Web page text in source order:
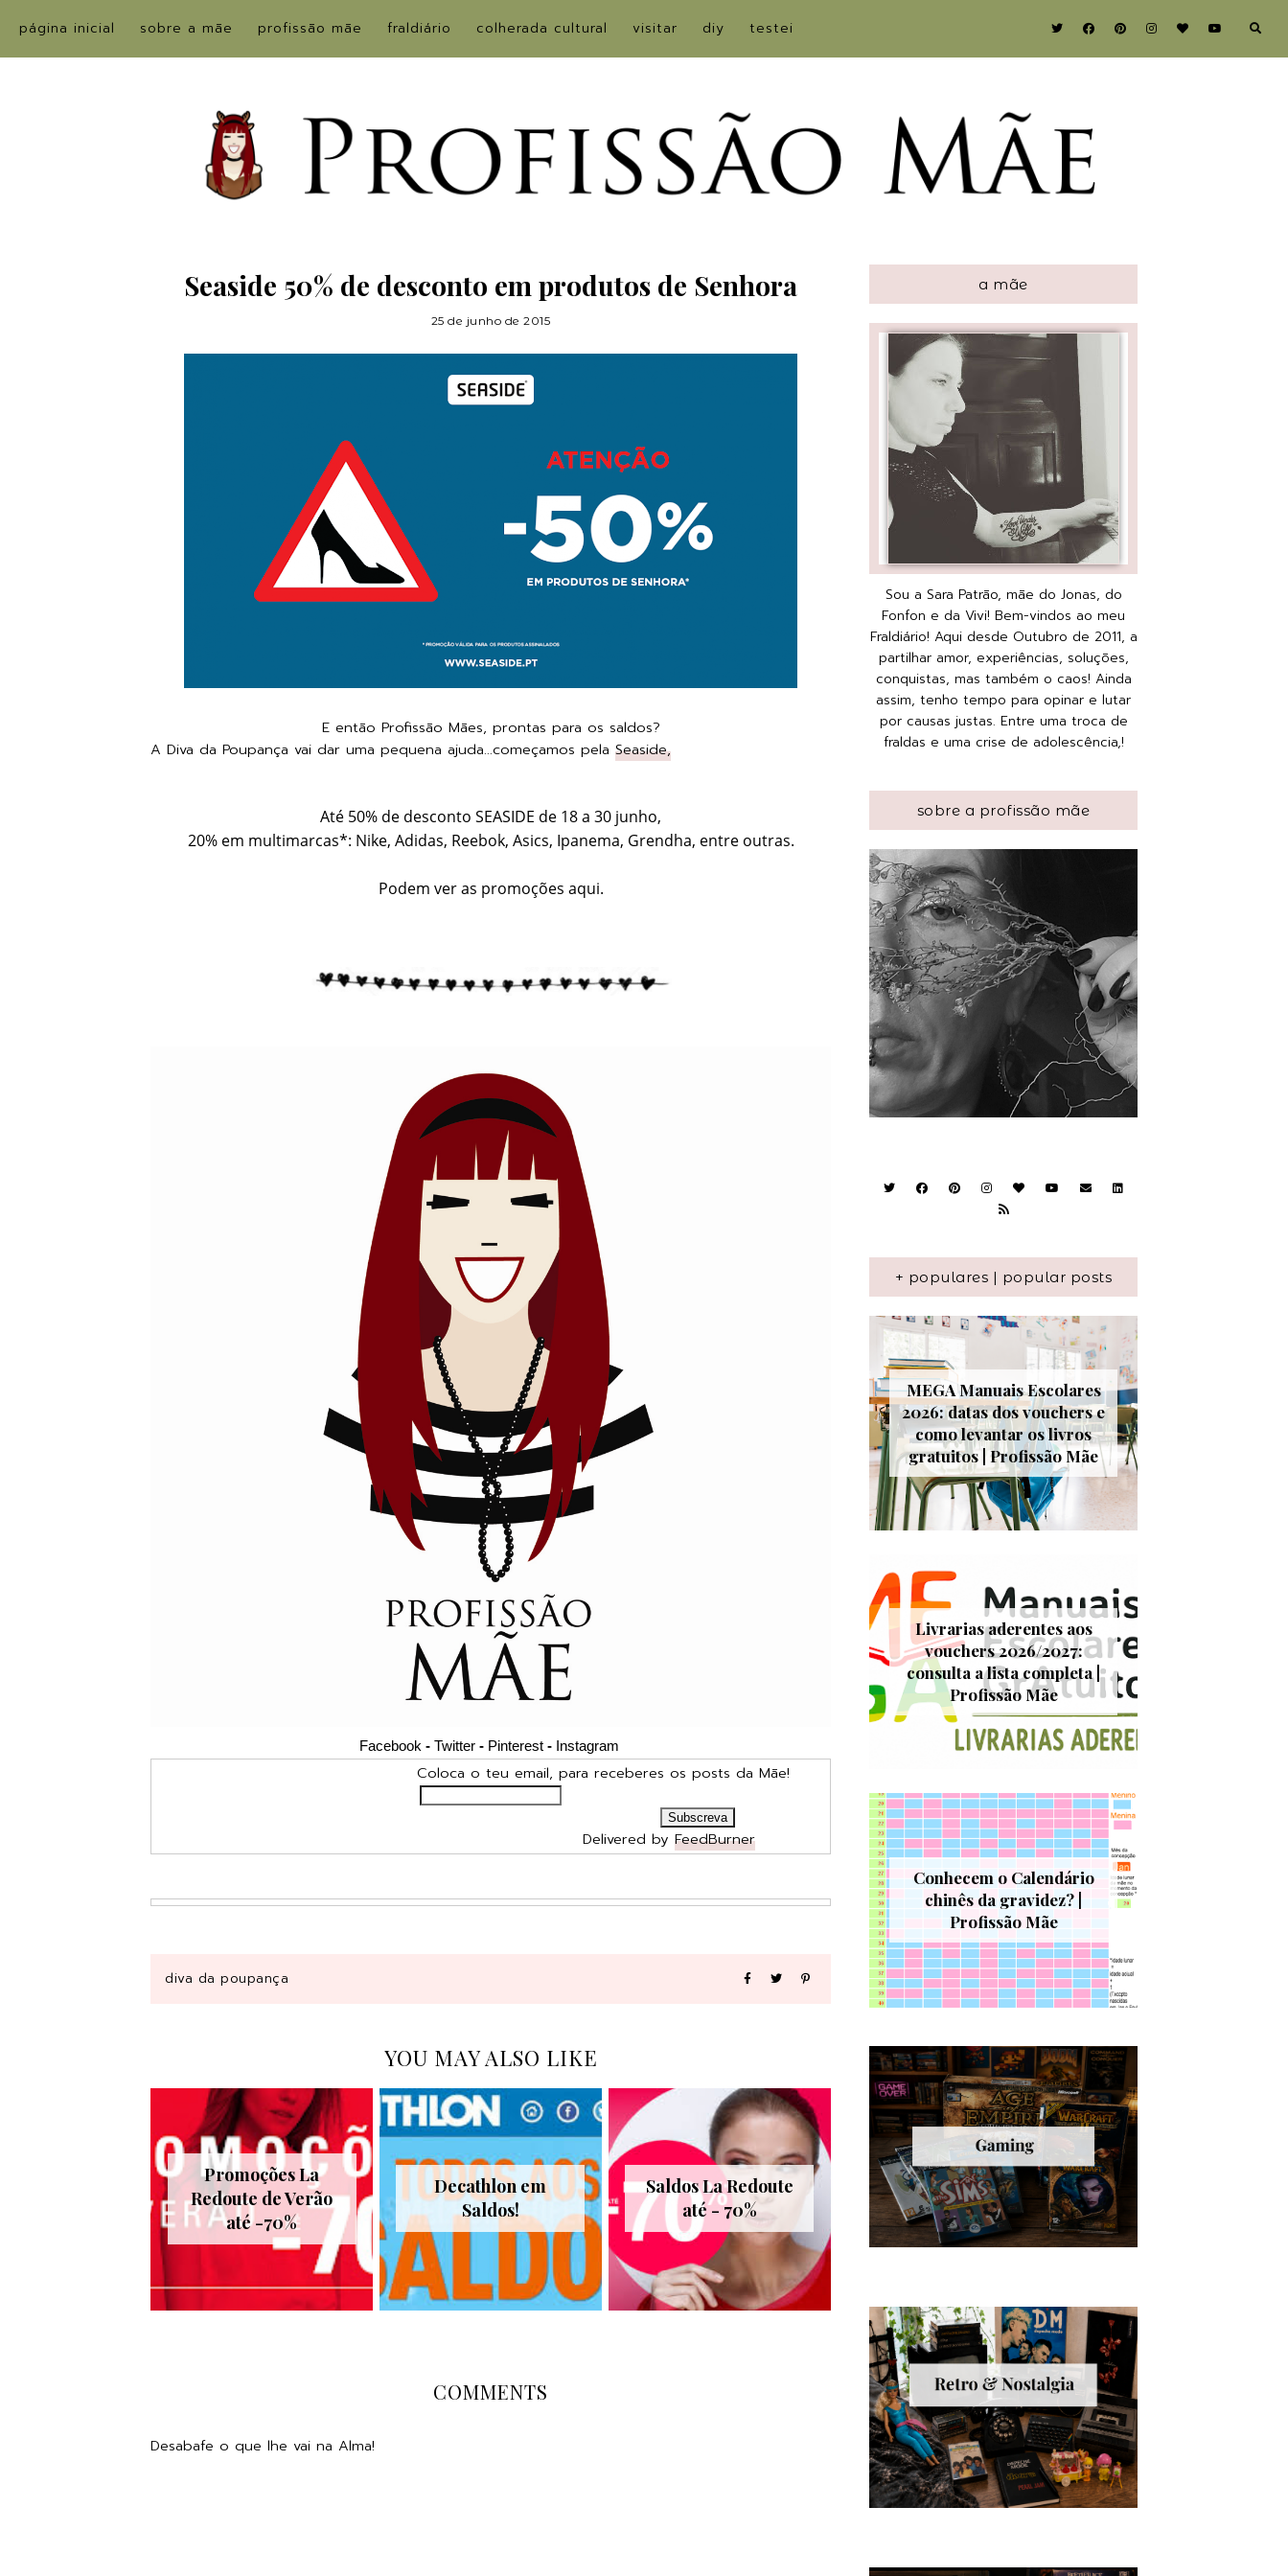
página inicial sobre a mãe profissão mãe fraldiário colherada cultural visitar diy testei
Seaside 50% de desconto em produtos de Senhora
25 de junho de 2015
E então Profissão Mães, prontas para os saldos?
A Diva da Poupança vai dar uma pequena ajuda...começamos pela Seaside,
Até 50% de desconto SEASIDE de 18 a 30 junho,
20% em multimarcas*: Nike, Adidas, Reebok, Asics, Ipanema, Grendha, entre outras.
Podem ver as promoções aqui.
Facebook- Twitter- Pinterest- Instagram
Coloca o teu email, para receberes os posts da Mãe!
Delivered by FeedBurner
diva da poupança
YOU MAY ALSO LIKE
Promoções La
Redoute de Verão
até -70%
Decathlon em
Saldos!
Saldos La Redoute
até - 70%
COMMENTS
Desabafe o que lhe vai na Alma!
a mãe
Sou a Sara Patrão, mãe do Jonas, do
Fonfon e da Vivi! Bem-vindos ao meu
Fraldiário! Aqui desde Outubro de 2011, a
partilhar amor, experiências, soluções,
conquistas, mas também o caos! Ainda
assim, tenho tempo para opinar e lutar
por causas justas. Entre uma troca de
fraldas e uma crise de adolescência,!
sobre a profissão mãe
+ populares | popular posts
MEGA Manuais Escolares
2026: datas dos vouchers e
como levantar os livros
gratuitos | Profissão Mãe
Livrarias aderentes aos
vouchers 2026/2027:
consulta a lista completa |
Profissão Mãe
Conhecem o Calendário
chinês da gravidez? |
Profissão Mãe